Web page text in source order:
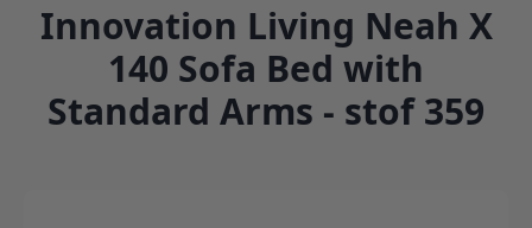
Innovation Living Neah X
140 Sofa Bed with
Standard Arms - stof 359